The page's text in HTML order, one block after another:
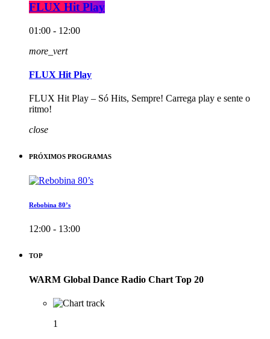
FLUX Hit Play
01:00 - 12:00
more_vert
FLUX Hit Play
FLUX Hit Play – Só Hits, Sempre! Carrega play e sente o
ritmo!
close
PRÓXIMOS PROGRAMAS
Rebobina 80’s
12:00 - 13:00
TOP
WARM Global Dance Radio Chart Top 20
1